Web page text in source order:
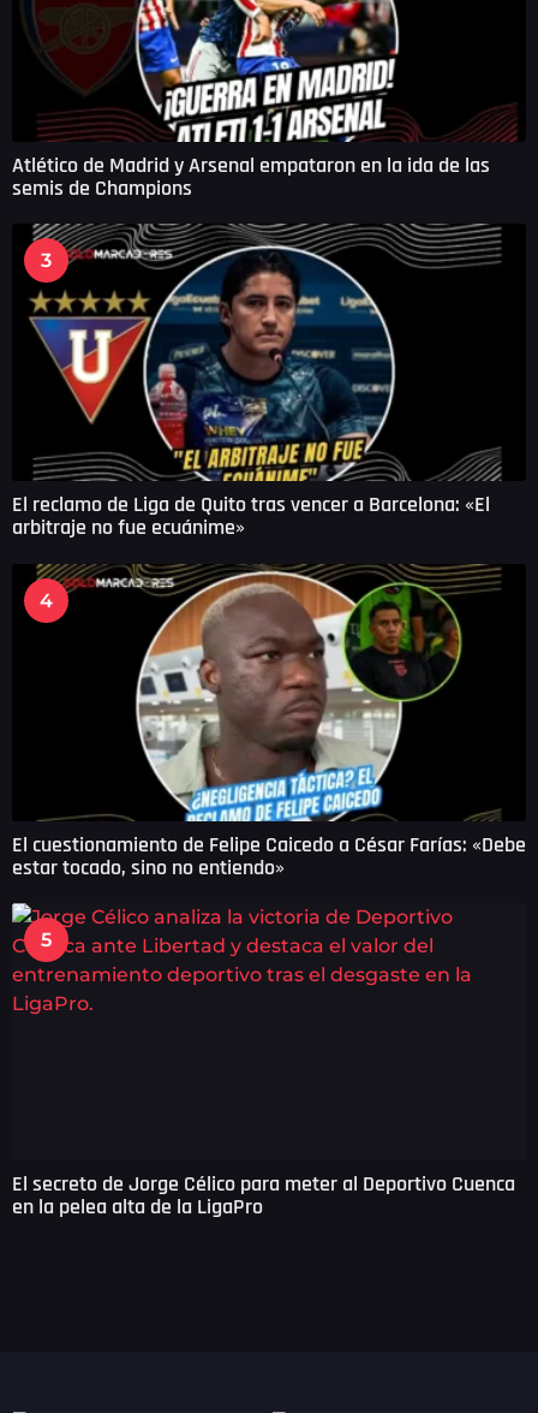
Atlético de Madrid y Arsenal empataron en la ida de las
semis de Champions
3
El reclamo de Liga de Quito tras vencer a Barcelona: «El
arbitraje no fue ecuánime»
4
El cuestionamiento de Felipe Caicedo a César Farías: «Debe
estar tocado, sino no entiendo»
5
El secreto de Jorge Célico para meter al Deportivo Cuenca
en la pelea alta de la LigaPro